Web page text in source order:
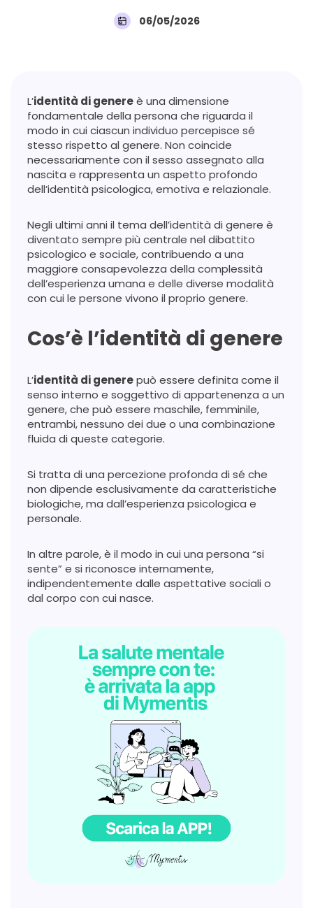
06/05/2026
L’identità di genereè una dimensione
fondamentale della persona che riguarda il
modo in cui ciascun individuo percepisce sé
stesso rispetto al genere. Non coincide
necessariamente con il sesso assegnato alla
nascita e rappresenta un aspetto profondo
dell’identità psicologica, emotiva e relazionale.
Negli ultimi anni il tema dell’identità di genere è
diventato sempre più centrale nel dibattito
psicologico e sociale, contribuendo a una
maggiore consapevolezza della complessità
dell’esperienza umana e delle diverse modalità
con cui le persone vivono il proprio genere.
Cos’è l’identità di genere
L’identità di generepuò essere definita come il
senso interno e soggettivo di appartenenza a un
genere, che può essere maschile, femminile,
entrambi, nessuno dei due o una combinazione
fluida di queste categorie.
Si tratta di una percezione profonda di sé che
non dipende esclusivamente da caratteristiche
biologiche, ma dall’esperienza psicologica e
personale.
In altre parole, è il modo in cui una persona “si
sente” e si riconosce internamente,
indipendentemente dalle aspettative sociali o
dal corpo con cui nasce.